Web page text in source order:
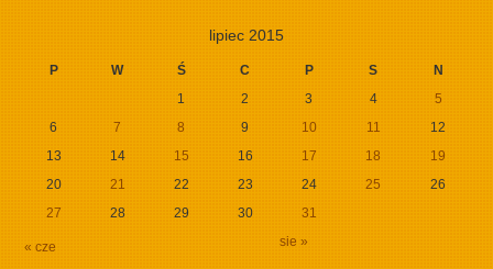
lipiec 2015
P W Ś C P S N
« cze sie »
1 2 3 4
5
6
7 8 9 10 11
12
13
14 15 16 17 18
19
20
21 22 23 24 25
26
27
28 29 30 31